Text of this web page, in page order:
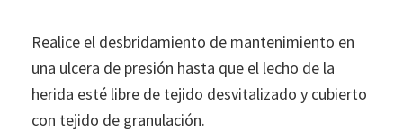
Realice el desbridamiento de mantenimiento en
una ulcera de presión hasta que el lecho de la
herida esté libre de tejido desvitalizado y cubierto
con tejido de granulación.